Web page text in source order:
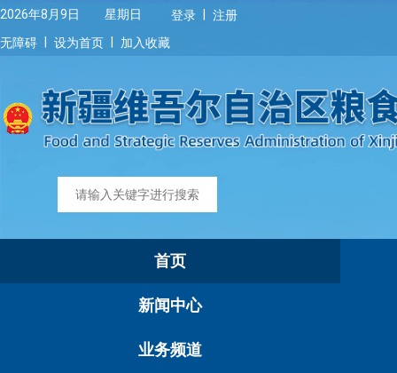
2026年8月9日 星期日 登录
注册
无障碍
设为首页 加入收藏
首页
新闻中心
业务频道